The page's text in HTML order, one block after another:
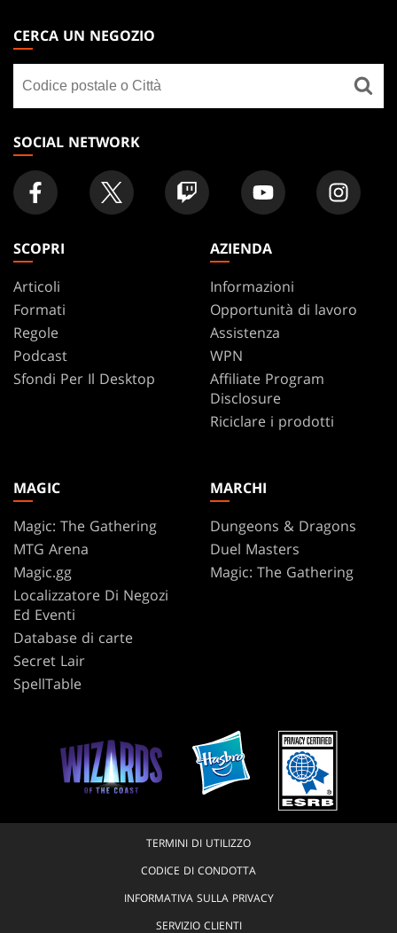
THE
GATHERING
FOOTER
CERCA UN NEGOZIO
un
negozio
SOCIAL NETWORK
SCOPRI
Articoli
Formati
Regole
Podcast
Sfondi Per Il Desktop
AZIENDA
Informazioni
Opportunità di lavoro
Assistenza
WPN
Affiliate Program
Disclosure
Riciclare i prodotti
MAGIC
Magic: The Gathering
MTG Arena
Magic.gg
Localizzatore Di Negozi
Ed Eventi
Database di carte
Secret Lair
SpellTable
MARCHI
Dungeons & Dragons
Duel Masters
Magic: The Gathering
TERMINI DI UTILIZZO
CODICE DI CONDOTTA
INFORMATIVA SULLA PRIVACY
SERVIZIO CLIENTI